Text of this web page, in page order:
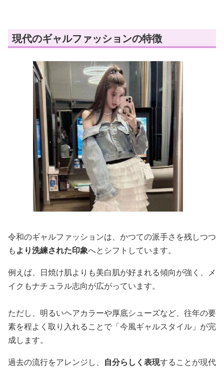
現代のギャルファッションの特徴
令和のギャルファッションは、かつての派手さを残しつつ
もより洗練された印象へとシフトしています。
例えば、日焼け肌よりも美白肌が好まれる傾向が強く、メ
イクもナチュラル志向が広がっています。
ただし、明るいヘアカラーや厚底シューズなど、往年の要
素を程よく取り入れることで「今風ギャルスタイル」が完
成します。
過去の流行をアレンジし、 自分らしく表現することが現代